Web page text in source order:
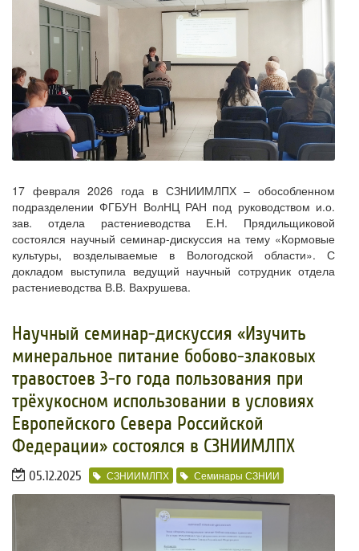
17 февраля 2026 года в СЗНИИМЛПХ – обособленном
подразделении ФГБУН ВолНЦ РАН под руководством и.о.
зав. отдела растениеводства Е.Н. Прядильщиковой
состоялся научный семинар-дискуссия на тему «Кормовые
культуры, возделываемые в Вологодской области». С
докладом выступила ведущий научный сотрудник отдела
растениеводства В.В. Вахрушева.
Научный семинар-дискуссия «Изучить
минеральное питание бобово-злаковых
травостоев 3-го года пользования при
трёхукосном использовании в условиях
Европейского Севера Российской
Федерации» состоялся в СЗНИИМЛПХ
05.12.2025 СЗНИИМЛПХ Семинары СЗНИИ